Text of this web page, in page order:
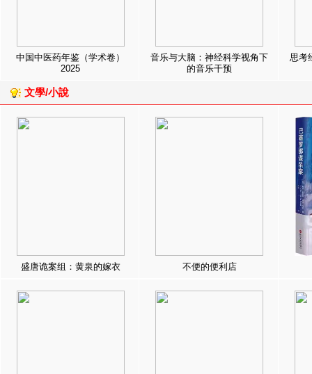
中国中医药年鉴（学术卷）
2025
音乐与大脑：神经科学视角下
的音乐干预
思考
文學/小說
盛唐诡案组：黄泉的嫁衣 不便的便利店